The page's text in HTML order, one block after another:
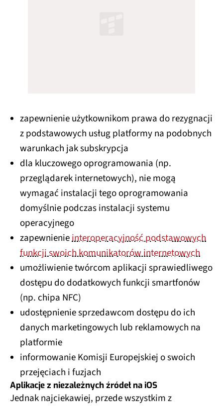
zapewnienie użytkownikom prawa do rezygnacji
z podstawowych usług platformy na podobnych
warunkach jak subskrypcja
dla kluczowego oprogramowania (np.
przeglądarek internetowych), nie mogą
wymagać instalacji tego oprogramowania
domyślnie podczas instalacji systemu
operacyjnego
zapewnienieinteroperacyjność podstawowych
funkcji swoich komunikatorów internetowych
umożliwienie twórcom aplikacji sprawiedliwego
dostępu do dodatkowych funkcji smartfonów
(np. chipa NFC)
udostępnienie sprzedawcom dostępu do ich
danych marketingowych lub reklamowych na
platformie
informowanie Komisji Europejskiej o swoich
przejęciach i fuzjach
Aplikacje z niezależnych źródeł na iOS
Jednak najciekawiej, przede wszystkim z